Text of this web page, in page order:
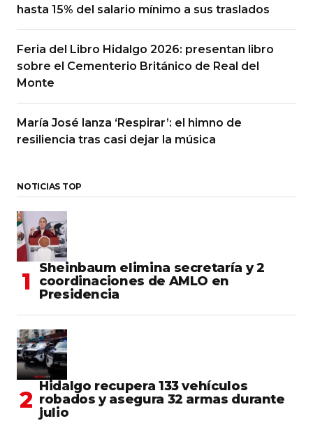
hasta 15% del salario mínimo a sus traslados
Feria del Libro Hidalgo 2026: presentan libro
sobre el Cementerio Británico de Real del
Monte
María José lanza ‘Respirar’: el himno de
resiliencia tras casi dejar la música
NOTICIAS TOP
Sheinbaum elimina secretaría y 2
coordinaciones de AMLO en
Presidencia
Hidalgo recupera 133 vehículos
robados y asegura 32 armas durante
julio